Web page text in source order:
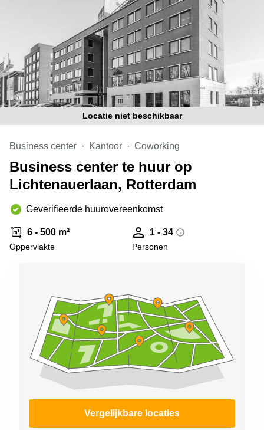
Westpoort
center
Den
Haag
Coworking
space
Breda
Coworking
in Arnhem
Coworking
Hilversum
Coworking
space
Zwolle
Kantoor
Hengelo
Bedrijfsruimte
Huren in
Nijmegen
Locatie niet beschikbaar
Business center Kantoor Coworking
Business center te huur op
Lichtenauerlaan, Rotterdam
Geverifieerde huurovereenkomst
6 - 500 m²
Oppervlakte
1 - 34
Personen
Vergelijkbare locaties